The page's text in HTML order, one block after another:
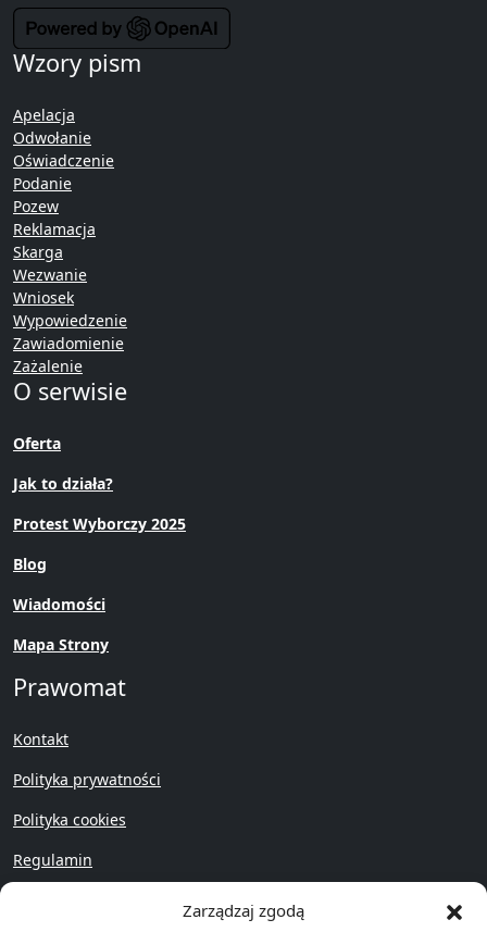
Zarządzaj zgodą
Wzory pism
Apelacja
Odwołanie
Oświadczenie
Podanie
Pozew
Reklamacja
Skarga
Wezwanie
Wniosek
Wypowiedzenie
Zawiadomienie
Zażalenie
O serwisie
Oferta
Jak to działa?
Protest Wyborczy 2025
Blog
Wiadomości
Mapa Strony
Prawomat
Kontakt
Polityka prywatności
Polityka cookies
Regulamin